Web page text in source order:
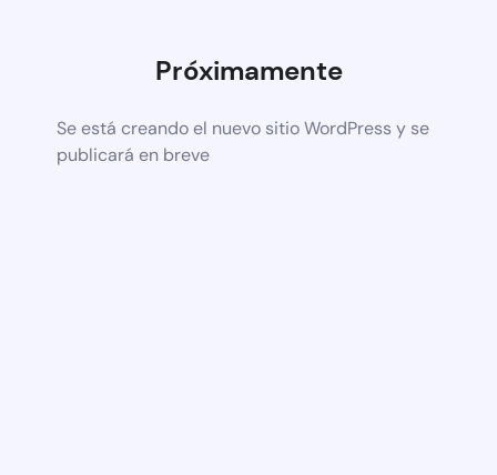
Próximamente
Se está creando el nuevo sitio WordPress y se
publicará en breve